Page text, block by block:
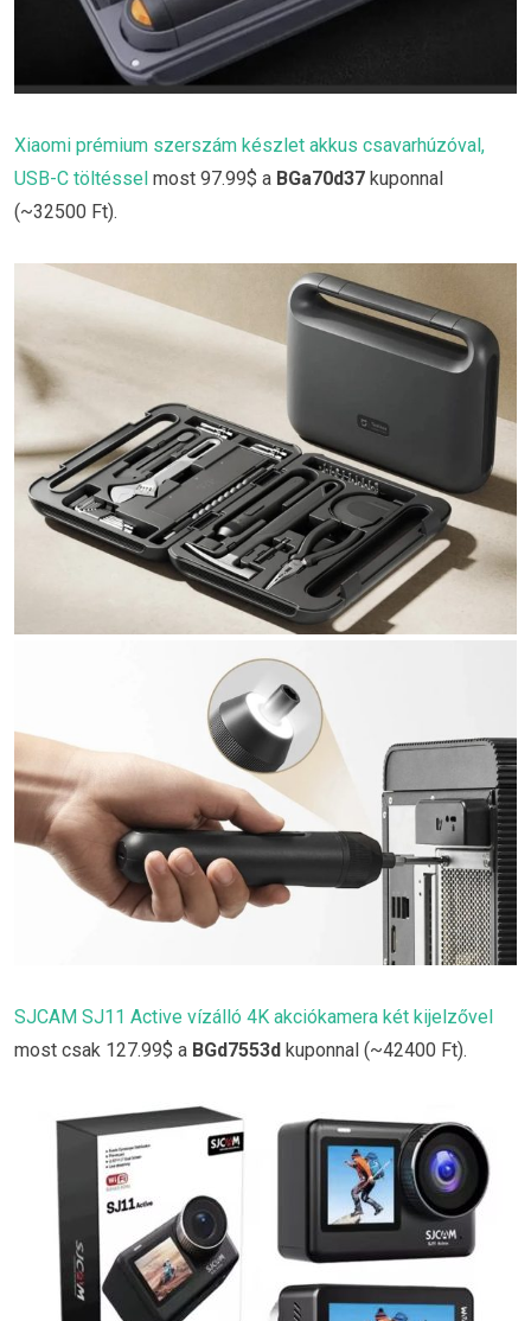
Xiaomi prémium szerszám készlet akkus csavarhúzóval,
USB-C töltéssel most 97.99$ a BGa70d37 kuponnal
(~32500 Ft).
SJCAM SJ11 Active vízálló 4K akciókamera két kijelzővel
most csak 127.99$ a BGd7553d kuponnal (~42400 Ft).